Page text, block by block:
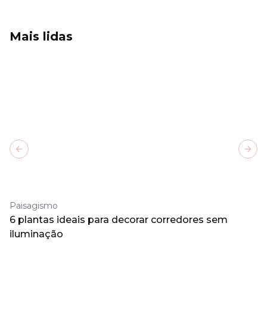
Mais lidas
Paisagismo
6 plantas ideais para decorar corredores sem
iluminação
Previous slide